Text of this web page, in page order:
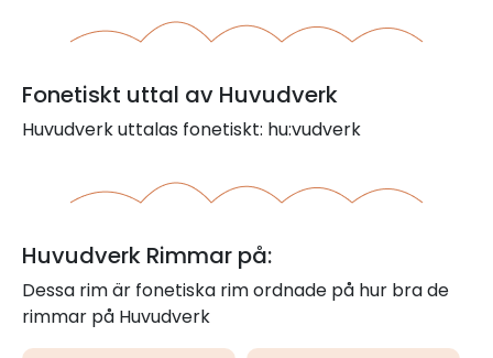
Fonetiskt uttal av Huvudverk
Huvudverk uttalas fonetiskt: hu:vudverk
Huvudverk Rimmar på:
Dessa rim är fonetiska rim ordnade på hur bra de
rimmar på Huvudverk